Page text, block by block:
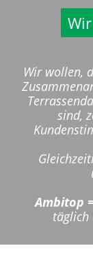
Wir wollen,
sind,
Ambitop
täglich